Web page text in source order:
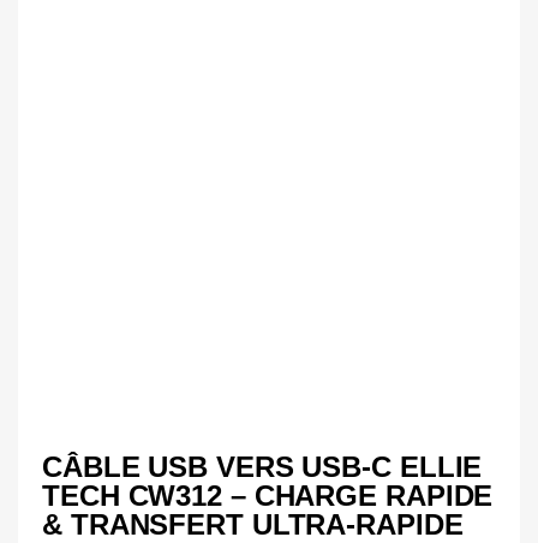
CÂBLE USB VERS USB-C ELLIE
TECH CW312 – CHARGE RAPIDE
& TRANSFERT ULTRA-RAPIDE